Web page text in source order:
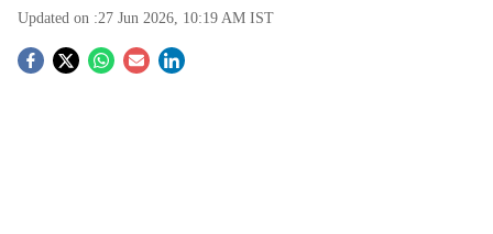
Updated on :27 Jun 2026, 10:19 AM IST
S